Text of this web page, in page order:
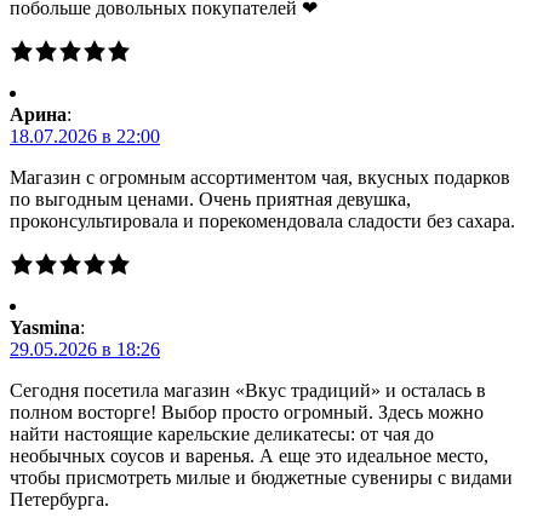
побольше довольных покупателей ❤
Арина:
18.07.2026 в 22:00
Магазин с огромным ассортиментом чая, вкусных подарков
по выгодным ценами. Очень приятная девушка,
проконсультировала и порекомендовала сладости без сахара.
Yasmina:
29.05.2026 в 18:26
Сегодня посетила магазин «Вкус традиций» и осталась в
полном восторге! Выбор просто огромный. Здесь можно
найти настоящие карельские деликатесы: от чая до
необычных соусов и варенья. А еще это идеальное место,
чтобы присмотреть милые и бюджетные сувениры с видами
Петербурга.